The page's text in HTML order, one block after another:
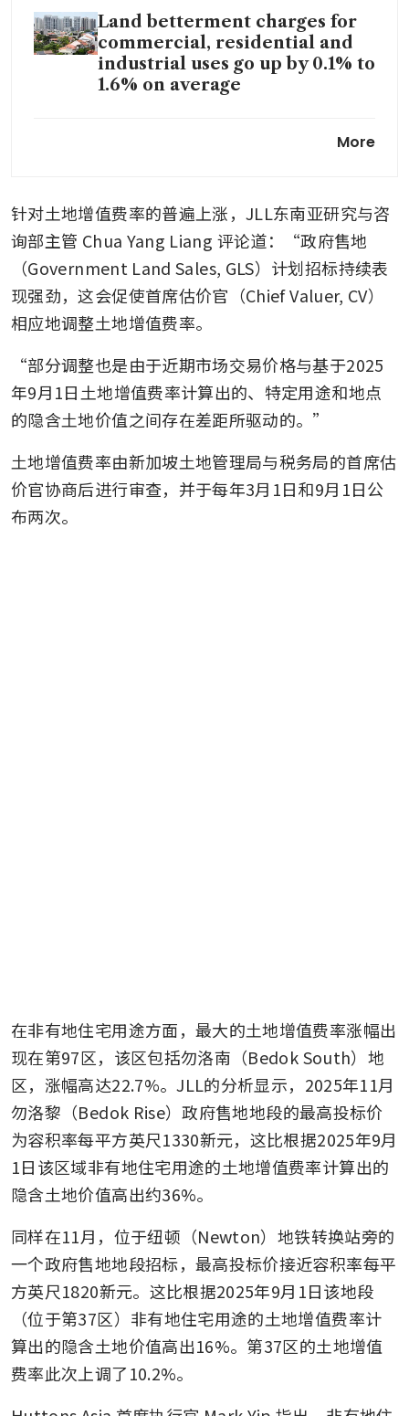
Land betterment charges for
commercial, residential and
industrial uses go up by 0.1% to
1.6% on average
More
针对土地增值费率的普遍上涨，JLL东南亚研究与咨
询部主管 Chua Yang Liang 评论道：“政府售地
（Government Land Sales, GLS）计划招标持续表
现强劲，这会促使首席估价官（Chief Valuer, CV）
相应地调整土地增值费率。
“部分调整也是由于近期市场交易价格与基于2025
年9月1日土地增值费率计算出的、特定用途和地点
的隐含土地价值之间存在差距所驱动的。”
土地增值费率由新加坡土地管理局与税务局的首席估
价官协商后进行审查，并于每年3月1日和9月1日公
布两次。
在非有地住宅用途方面，最大的土地增值费率涨幅出
现在第97区，该区包括勿洛南（Bedok South）地
区，涨幅高达22.7%。JLL的分析显示，2025年11月
勿洛黎（Bedok Rise）政府售地地段的最高投标价
为容积率每平方英尺1330新元，这比根据2025年9月
1日该区域非有地住宅用途的土地增值费率计算出的
隐含土地价值高出约36%。
同样在11月，位于纽顿（Newton）地铁转换站旁的
一个政府售地地段招标，最高投标价接近容积率每平
方英尺1820新元。这比根据2025年9月1日该地段
（位于第37区）非有地住宅用途的土地增值费率计
算出的隐含土地价值高出16%。第37区的土地增值
费率此次上调了10.2%。